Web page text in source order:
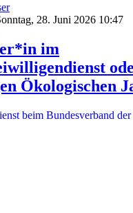
28. Juni 2026 10:47
im
Ökologischen